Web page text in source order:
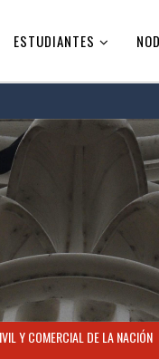
ESTUDIANTES
Y COMERCIAL DE LA NACIÓN